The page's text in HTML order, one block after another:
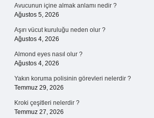
Avucunun içine almak anlamı nedir ?
Ağustos 5, 2026
Aşırı vücut kuruluğu neden olur ?
Ağustos 4, 2026
Almond eyes nasıl olur ?
Ağustos 4, 2026
Yakın koruma polisinin görevleri nelerdir ?
Temmuz 29, 2026
Kroki çeşitleri nelerdir ?
Temmuz 27, 2026